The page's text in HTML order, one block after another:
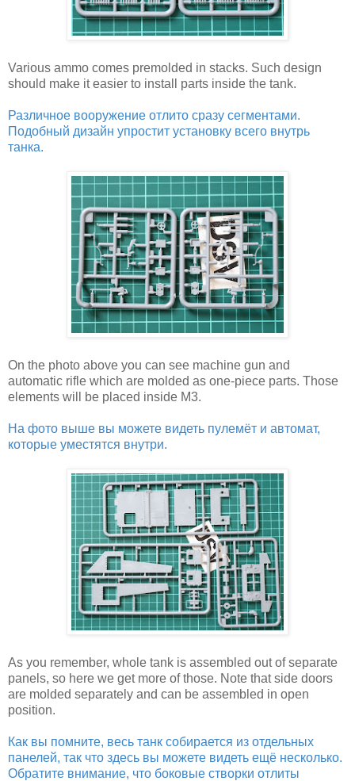
Various ammo comes premolded in stacks. Such design
should make it easier to install parts inside the tank.
Различное вооружение отлито сразу сегментами.
Подобный дизайн упростит установку всего внутрь
танка.
On the photo above you can see machine gun and
automatic rifle which are molded as one-piece parts. Those
elements will be placed inside M3.
На фото выше вы можете видеть пулемёт и автомат,
которые уместятся внутри.
As you remember, whole tank is assembled out of separate
panels, so here we get more of those. Note that side doors
are molded separately and can be assembled in open
position.
Как вы помните, весь танк собирается из отдельных
панелей, так что здесь вы можете видеть ещё несколько.
Обратите внимание, что боковые створки отлиты